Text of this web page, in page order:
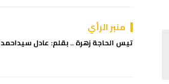
منبر الرأي
تيس الحاجة زهرة .. بقلم: عادل سيداحمد